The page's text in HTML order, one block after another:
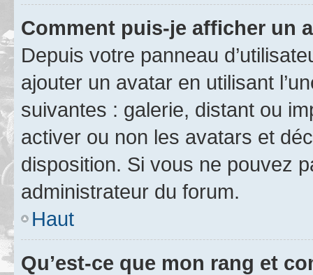
Comment puis-je afficher un
Depuis votre panneau
ajouter un avatar en utilisant
suivantes : galerie, distant ou
activer ou non les avatars et
disposition. Si vous ne pouvez
administrateur du forum.
Haut
Qu’est-ce que mon rang et